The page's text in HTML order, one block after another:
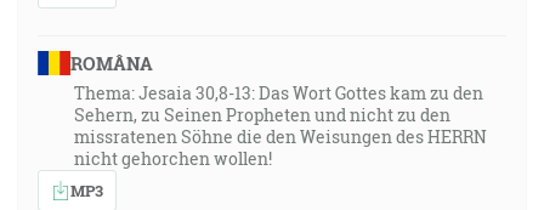
ROMÂNA
Thema: Jesaia 30,8-13: Das Wort Gottes kam zu den
Sehern, zu Seinen Propheten und nicht zu den
missratenen Söhne die den Weisungen des HERRN
nicht gehorchen wollen!
MP3